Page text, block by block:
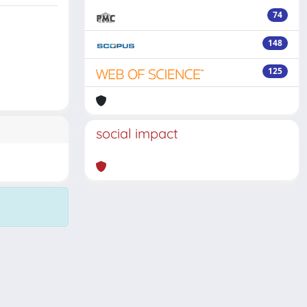
74
148
125
social impact